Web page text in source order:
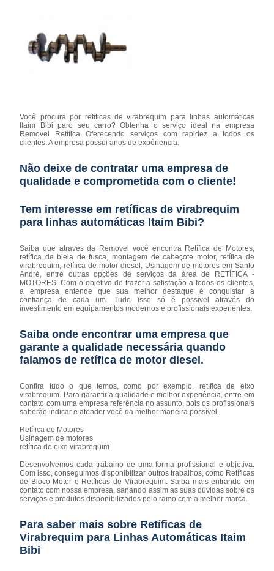
Você procura por retíficas de virabrequim para linhas automáticas
Itaim Bibi paro seu carro? Obtenha o serviço ideal na empresa
Removel Retifica Oferecendo serviços com rapidez a todos os
clientes. A empresa possui anos de expêriencia.
Não deixe de contratar uma empresa de
qualidade e comprometida com o cliente!
Tem interesse em retíficas de virabrequim
para linhas automáticas Itaim Bibi?
Saiba que através da Removel você encontra Retífica de Motores,
retífica de biela de fusca, montagem de cabeçote motor, retífica de
virabrequim, retífica de motor diesel, Usinagem de motores em Santo
André, entre outras opções de serviços da área de RETÍFICA -
MOTORES. Com o objetivo de trazer a satisfação a todos os clientes,
a empresa entende que sua melhor destaque é conquistar a
confiança de cada um. Tudo isso só é possível através do
investimento em equipamentos modernos e profissionais experientes.
Saiba onde encontrar uma empresa que
garante a qualidade necessária quando
falamos de retífica de motor diesel.
Confira tudo o que temos, como por exemplo, retífica de eixo
virabrequim. Para garantir a qualidade e melhor experiência, entre em
contato com uma empresa referência no assunto, pois os profissionais
saberão indicar e atender você da melhor maneira possível.
Retífica de Motores
Usinagem de motores
retífica de eixo virabrequim
Desenvolvemos cada trabalho de uma forma profissional e objetiva.
Com isso, conseguimos disponibilizar outros trabalhos, como Retíficas
de Bloco Motor e Retíficas de Virabrequim. Saiba mais entrando em
contato com nossa empresa, sanando assim as suas dúvidas sobre os
serviços e produtos disponibilizados pelo ramo com a melhor marca.
Para saber mais sobre Retíficas de
Virabrequim para Linhas Automáticas Itaim
Bibi